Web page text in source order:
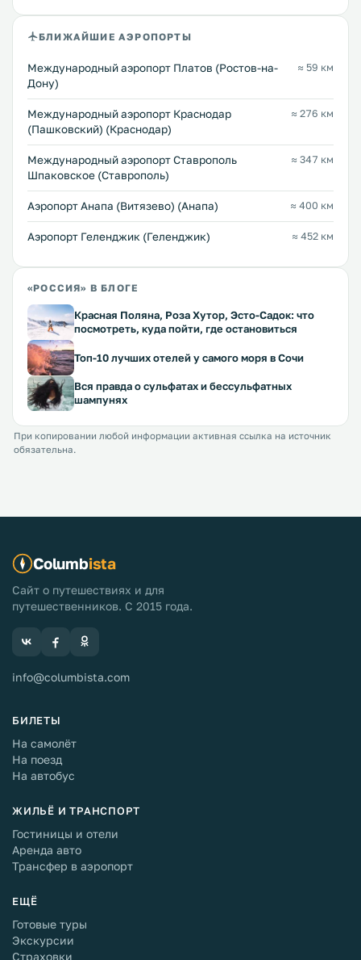
БЛИЖАЙШИЕ АЭРОПОРТЫ
Международный аэропорт Платов (Ростов-на-
Дону)
≈ 59 км
Международный аэропорт Краснодар
(Пашковский) (Краснодар)
≈ 276 км
Международный аэропорт Ставрополь
Шпаковское (Ставрополь)
≈ 347 км
Аэропорт Анапа (Витязево) (Анапа) ≈ 400 км
Аэропорт Геленджик (Геленджик) ≈ 452 км
«РОССИЯ» В БЛОГЕ
Красная Поляна, Роза Хутор, Эсто-Садок: что
посмотреть, куда пойти, где остановиться
Топ-10 лучших отелей у самого моря в Сочи
Вся правда о сульфатах и бессульфатных
шампунях
При копировании любой информации активная ссылка на источник
обязательна.
Columbista
Сайт о путешествиях и для
путешественников. С 2015 года.
info@columbista.com
БИЛЕТЫ
На самолёт
На поезд
На автобус
ЖИЛЬЁ И ТРАНСПОРТ
Гостиницы и отели
Аренда авто
Трансфер в аэропорт
ЕЩЁ
Готовые туры
Экскурсии
Страховки